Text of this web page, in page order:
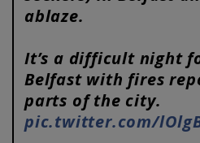
ablaze.
It’s a difficult night
Belfast with fires
parts of the city.
pic.twitter.com/